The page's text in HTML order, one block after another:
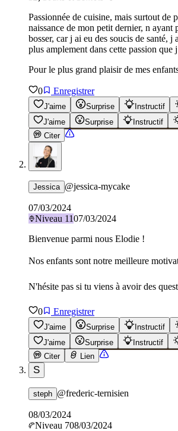
Passionnée de cuisine, mais surtout de
naissance de mon petit dernier, n ayant
bosser, car j ai eu des soucis de santé, j
plus amplement dans cette passion que
Pour le plus grand plaisir de mes
0 Enregistrer
J'aime Surprise Instructif
J'aime
Surprise Instructif
Citer
Jessica @jessica-mycake
07/03/2024
Niveau 1107/03/2024
Bienvenue parmi nous Elodie !
Nos enfants sont notre meilleure
N'hésite pas si tu viens à avoir des
0 Enregistrer
J'aime Surprise Instructif
J'aime
Surprise Instructif
Citer
Lien
S
steph @frederic-ternisien
08/03/2024
Niveau 708/03/2024